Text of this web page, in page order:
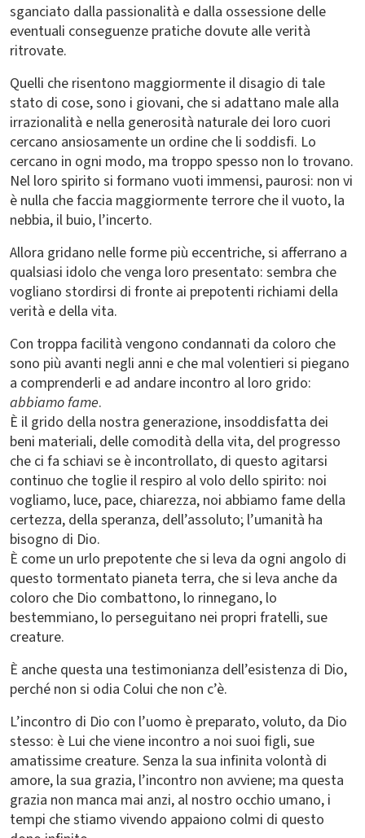
sganciato dalla passionalità e dalla ossessione delle
eventuali conseguenze pratiche dovute alle verità
ritrovate.
Quelli che risentono maggiormente il disagio di tale
stato di cose, sono i giovani, che si adattano male alla
irrazionalità e nella generosità naturale dei loro cuori
cercano ansiosamente un ordine che li soddisfi. Lo
cercano in ogni modo, ma troppo spesso non lo trovano.
Nel loro spirito si formano vuoti immensi, paurosi: non vi
è nulla che faccia maggiormente terrore che il vuoto, la
nebbia, il buio, l’incerto.
Allora gridano nelle forme più eccentriche, si afferrano a
qualsiasi idolo che venga loro presentato: sembra che
vogliano stordirsi di fronte ai prepotenti richiami della
verità e della vita.
Con troppa facilità vengono condannati da coloro che
sono più avanti negli anni e che mal volentieri si piegano
a comprenderli e ad andare incontro al loro grido:
abbiamo fame.
È il grido della nostra generazione, insoddisfatta dei
beni materiali, delle comodità della vita, del progresso
che ci fa schiavi se è incontrollato, di questo agitarsi
continuo che toglie il respiro al volo dello spirito: noi
vogliamo, luce, pace, chiarezza, noi abbiamo fame della
certezza, della speranza, dell’assoluto; l’umanità ha
bisogno di Dio.
È come un urlo prepotente che si leva da ogni angolo di
questo tormentato pianeta terra, che si leva anche da
coloro che Dio combattono, lo rinnegano, lo
bestemmiano, lo perseguitano nei propri fratelli, sue
creature.
È anche questa una testimonianza dell’esistenza di Dio,
perché non si odia Colui che non c’è.
L’incontro di Dio con l’uomo è preparato, voluto, da Dio
stesso: è Lui che viene incontro a noi suoi figli, sue
amatissime creature. Senza la sua infinita volontà di
amore, la sua grazia, l’incontro non avviene; ma questa
grazia non manca mai anzi, al nostro occhio umano, i
tempi che stiamo vivendo appaiono colmi di questo